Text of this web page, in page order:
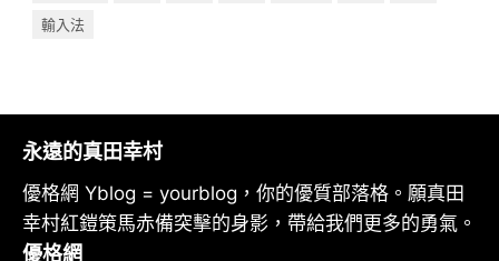
輸入法
永遠的真田幸村
優格網 Yblog = yourblog，你的優質部落格。願真田
幸村紅鎧策馬赤備突擊的身影，帶給我們更多的勇氣。
優格網